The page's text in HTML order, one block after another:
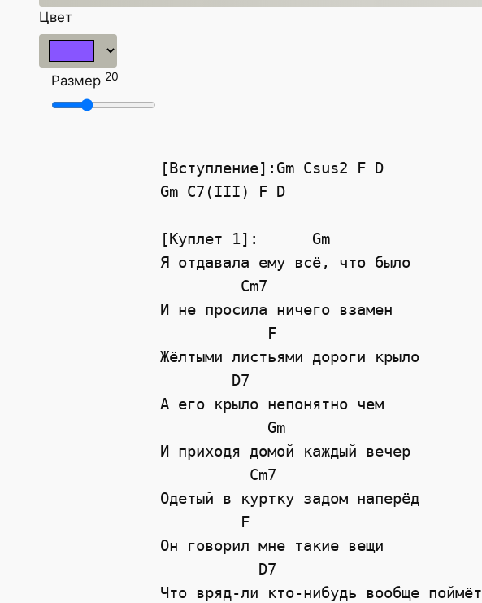
Цвет
Размер 20
[Вступление]:Gm Csus2 F D
Gm C7(III) F D
[Куплет 1]:      Gm
Я отдавала ему всё, что было
Cm7
И не просила ничего взамен
F
Жёлтыми листьями дороги крыло
D7
А его крыло непонятно чем
Gm
И приходя домой каждый вечер
Cm7
Одетый в куртку задом наперёд
F
Он говорил мне такие вещи
D7
Что вряд-ли кто-нибудь вообще поймёт